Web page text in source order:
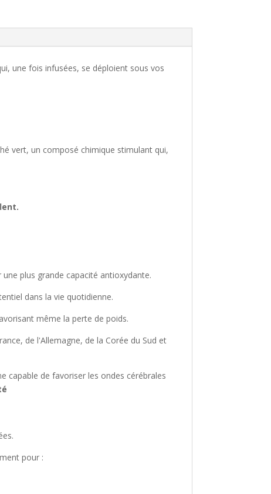
une fois infusées, se déploient sous vos
vert, un composé chimique stimulant qui,
plus grande capacité antioxydante.
dans la vie quotidienne.
même la perte de poids.
de l'Allemagne, de la Corée du Sud et
capable de favoriser les ondes cérébrales
pour :